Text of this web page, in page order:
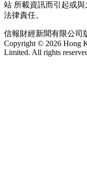
站 所載資訊而引起或
法律責任。
信報財經新聞有限公司
Copyright © 2026 Hong
Limited. All rights